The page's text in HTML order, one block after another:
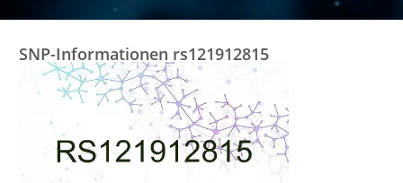
SNP-Informationen rs121912815